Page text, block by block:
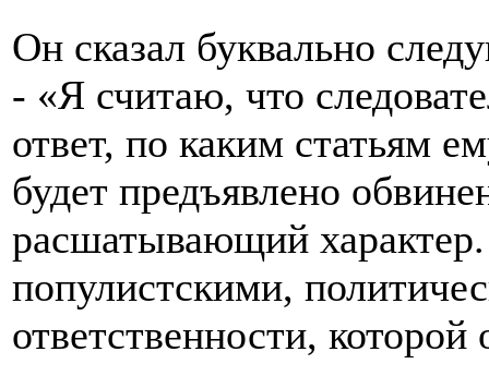
Он сказал буквально
- «Я считаю, что
ответ, по каким статьям
будет предъявлено
расшатывающий
популистскими,
ответственности, которой